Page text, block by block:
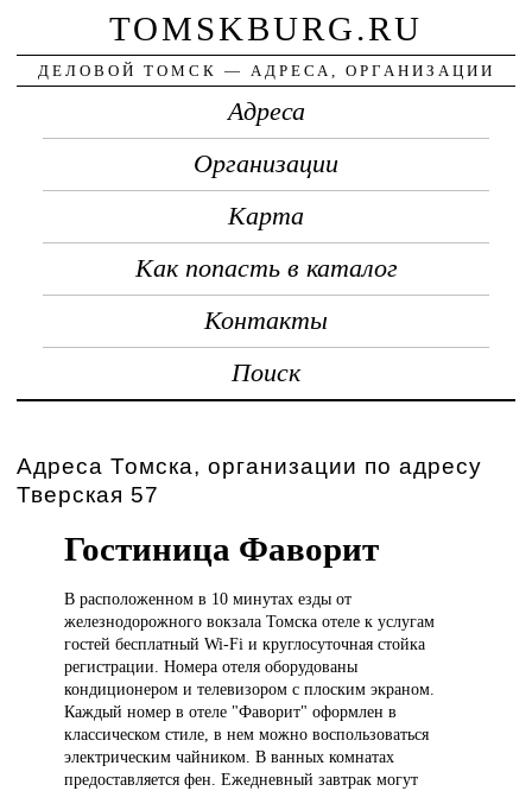
TOMSKBURG.RU
ДЕЛОВОЙ ТОМСК — АДРЕСА, ОРГАНИЗАЦИИ
Адреса
Организации
Карта
Как попасть в каталог
Контакты
Поиск
Адреса Томска, организации по адресу
Тверская 57
Гостиница Фаворит
В расположенномв 10 минутах езды от
железнодорожного вокзала Томска отеле к услугам
гостей бесплатный Wi-Fi и круглосуточная стойка
регистрации. Номера отеля оборудованы
кондиционером и телевизором с плоским экраном.
Каждый номер в отеле "Фаворит" оформлен в
классическом стиле, в нем можно воспользоваться
электрическим чайником. В ванных комнатах
предоставляется фен. Ежедневный завтрак могут